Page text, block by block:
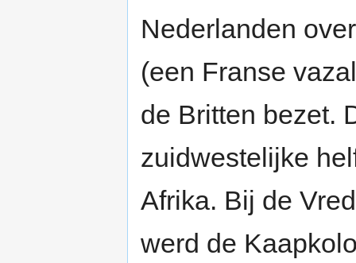
Nederlanden
(een Franse
de Britten bezet.
zuidwestelijke
Afrika. Bij de
werd de